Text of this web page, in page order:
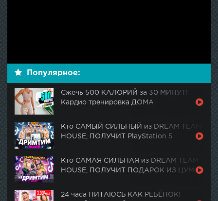
Популярное:
Сжечь 500 КАЛОРИЙ за 30 МИНУТ!
Кардио тренировка ДОМА
Кто САМЫЙ СИЛЬНЫЙ из DREAM TEAM
HOUSE, ПОЛУЧИТ PlayStation 5
Кто САМАЯ СИЛЬНАЯ из DREAM TEAM
HOUSE, ПОЛУЧИТ ПОДАРОК ИЗ ЦУМ
24 часа ПИТАЮСЬ КАК РЕБЁНОК!